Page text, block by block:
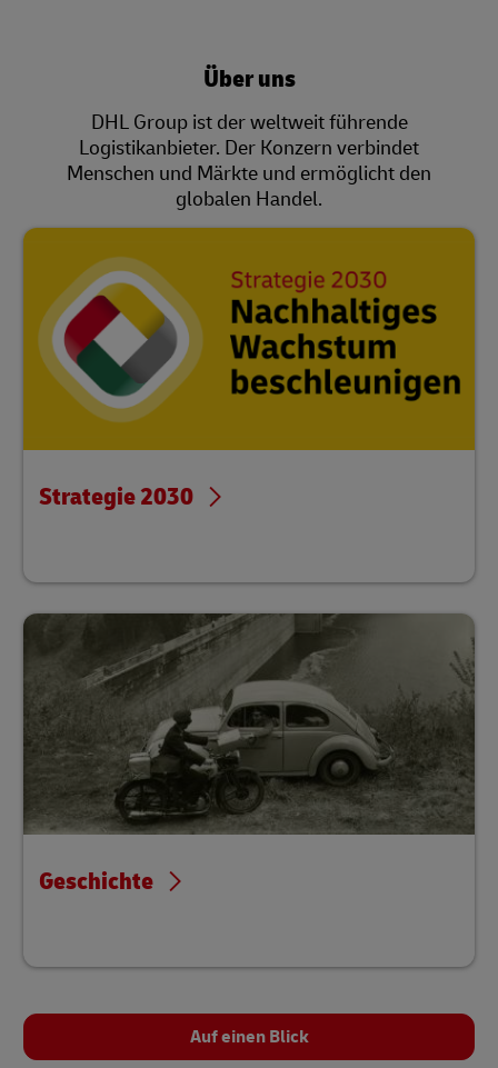
Über uns
DHL Group ist der weltweit führende
Logistikanbieter. Der Konzern verbindet
Menschen und Märkte und ermöglicht den
globalen Handel.
Strategie 2030
Geschichte
Auf einen Blick